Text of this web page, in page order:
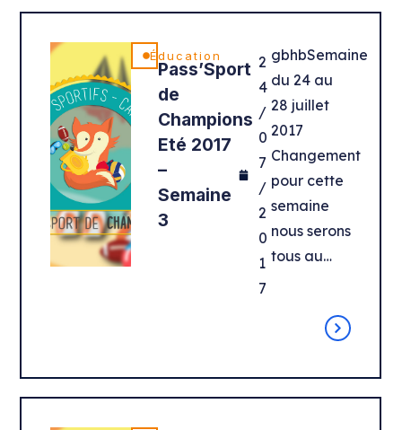
Éducation
Pass’Sport
de
Champions
Eté 2017
–
Semaine
3
2
4
/
0
7
/
2
0
1
7
gbhbSemaine
du 24 au
28 juillet
2017
Changement
pour cette
semaine
nous serons
tous au…